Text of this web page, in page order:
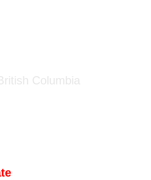
Columbia